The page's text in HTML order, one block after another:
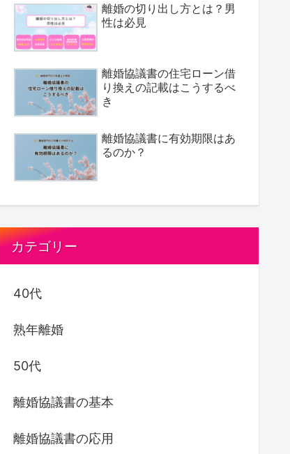
離婚の切り出し方とは？男
性は必見
離婚協議書の住宅ローン借
り換えの記載はこうするべ
き
離婚協議書に有効期限はあ
るのか？
カテゴリー
40代
熟年離婚
50代
離婚協議書の基本
離婚協議書の応用